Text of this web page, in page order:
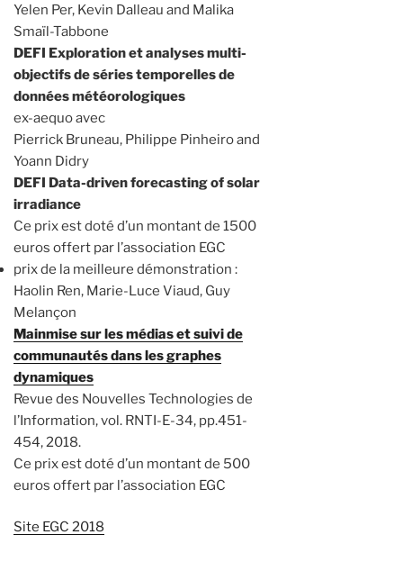
Yelen Per, Kevin Dalleau and Malika
Smaïl-Tabbone
DEFI Exploration et analyses multi-
objectifs de séries temporelles de
données météorologiques
ex-aequo avec
Pierrick Bruneau, Philippe Pinheiro and
Yoann Didry
DEFI Data-driven forecasting of solar
irradiance
Ce prix est doté d’un montant de 1500
euros offert par l’association EGC
prix de la meilleure démonstration :
Haolin Ren, Marie-Luce Viaud, Guy
Melançon
Mainmise sur les médias et suivi de
communautés dans les graphes
dynamiques
Revue des Nouvelles Technologies de
l’Information, vol. RNTI-E-34, pp.451-
454, 2018.
Ce prix est doté d’un montant de 500
euros offert par l’association EGC
Site EGC 2018